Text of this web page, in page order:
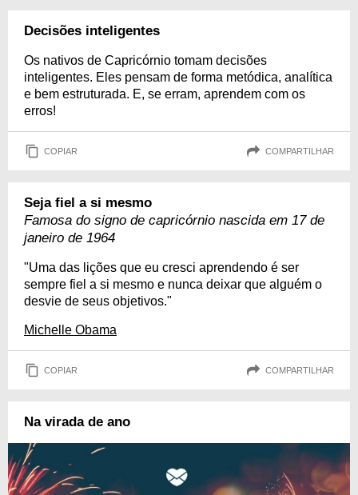
Decisões inteligentes
Os nativos de Capricórnio tomam decisões
inteligentes. Eles pensam de forma metódica, analítica
e bem estruturada. E, se erram, aprendem com os
erros!
COPIAR COMPARTILHAR
Seja fiel a si mesmo
Famosa do signo de capricórnio nascida em 17 de
janeiro de 1964
"Uma das lições que eu cresci aprendendo é ser
sempre fiel a si mesmo e nunca deixar que alguém o
desvie de seus objetivos."
Michelle Obama
COPIAR COMPARTILHAR
Na virada de ano